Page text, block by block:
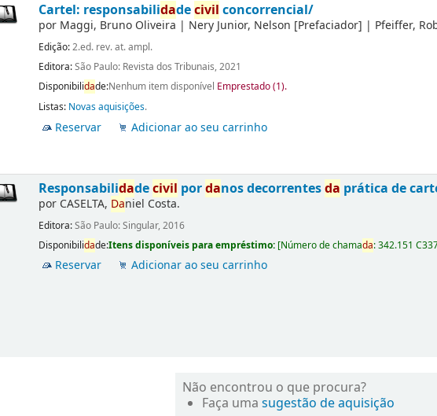
Cartel: responsabilidadecivil concorrencial/
por Maggi, Bruno Oliveira | Nery Junior, Nelson [Prefaciador] | Pfeiffer,
Edição:2.ed. rev. at. ampl.
Editora:São Paulo: Revista dos Tribunais, 2021
Disponibilidade:Nenhum item disponível Emprestado (1).
Listas: Novas aquisições.
Reservar Adicionar ao seu carrinho
Responsabilidadecivil pordanos decorrentesda prática de
por CASELTA, Daniel Costa.
Editora:São Paulo: Singular, 2016
Disponibilidade:Itens disponíveis para empréstimo: [Número de chamada:342.151
Reservar Adicionar ao seu carrinho
Não encontrou o que procura?
Faça uma sugestão de aquisição